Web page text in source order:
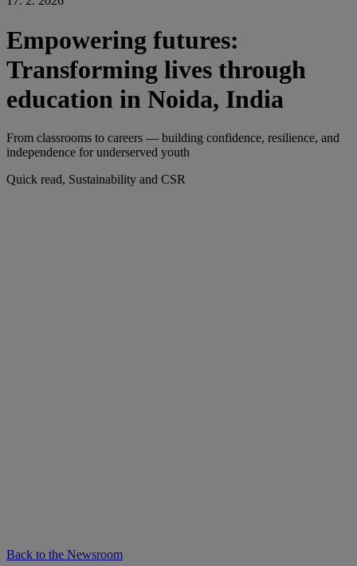
Empowering futures:
Transforming lives through
education in Noida, India
From classrooms to careers — building confidence, resilience, and
independence for underserved youth
Quick read, Sustainability and CSR
Back to the Newsroom